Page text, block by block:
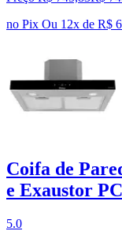
no Pix Ou 12x de R$
Coifa de
e Exaustor
5.0